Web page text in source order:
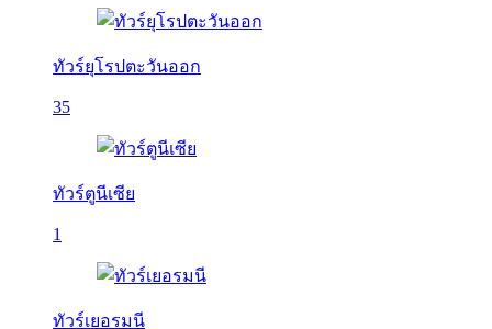
ทัวร์ยุโรปตะวันออก
35
ทัวร์ตูนีเซีย
1
ทัวร์เยอรมนี